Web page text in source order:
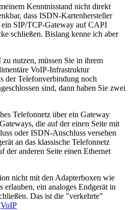
Kenntnisstand nicht direkt
dass ISDN-Kartenhersteller
SIP/TCP-Gateway auf CAPI
schließen. Bislang kenne ich aber
nutzen, müssen Sie in ihrem
VoIP-Infrastruktur
der Telefonverbindung noch
sind, dann haben Sie zwei
Telefonnetz über ein Gateway
die auf der einen Seite mit
oder ISDN-Anschluss versehen
an das klassische Telefonnetz
der anderen Seite einen Ethernet
nicht mit den Adapterboxen wie
ein analoges Endgerät in
Das ist die "verkehrte"
VoIP